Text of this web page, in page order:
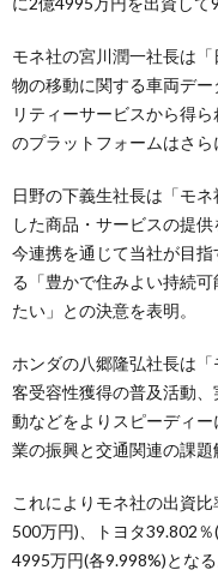
モネ社の宮川潤一社長は
物の移動に関する車両デ
リティーサービスから得
のプラットフォームはさら
日野の下義生社長は「モ
した商品・サービスの提
今連携を通じて当社が目
る「豊かで住みよい持続
たい」との決意を表明。
ホンダの八郷隆弘社長は
客受容性獲得の普及活動
動などをよりスピーディ
業の振興と交通関連の課題
これによりモネ社の出資
500万円)、トヨタ39.802
4995万円(各9.998%)とな